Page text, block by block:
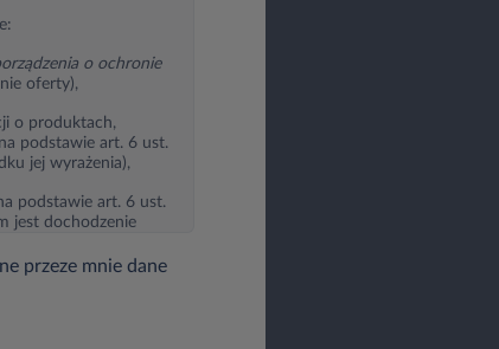
o ochronie
oferty),
o produktach,
podstawie art. 6 ust.
jej wyrażenia),
podstawie art. 6 ust.
jest dochodzenie
przeze mnie dane